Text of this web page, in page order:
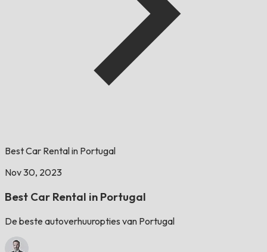
Best Car Rental in Portugal
Nov 30, 2023
Best Car Rental in Portugal
De beste autoverhuuropties van Portugal